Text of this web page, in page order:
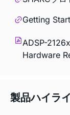
Getting
ADSP-
Hardware
製品ハイラ